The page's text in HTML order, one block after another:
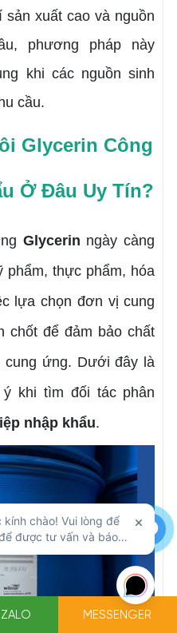
xuất cao và nguồn
phương pháp này
khi các nguồn sinh
cầu.
Glycerin Công
Ở Đâu Uy Tín?
Glycerin ngày càng
phẩm, thực phẩm, hóa
lựa chọn đơn vị cung
chốt để đảm bảo chất
cung ứng. Dưới đây là
khi tìm đối tác phân
nhập khẩu.
MESSENGER